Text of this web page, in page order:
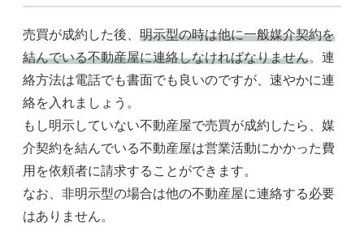
売買が成約した後、 明示型の時は他に一般媒介契約を
結んでいる不動産屋に連絡しなければなりません。連
絡方法は電話でも書面でも良いのですが、速やかに連
絡を入れましょう。
もし明示していない不動産屋で売買が成約したら、媒
介契約を結んでいる不動産屋は営業活動にかかった費
用を依頼者に請求することができます。
なお、非明示型の場合は他の不動産屋に連絡する必要
はありません。